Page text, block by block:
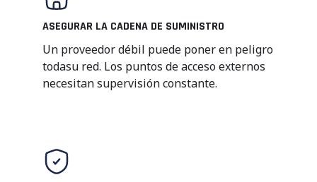
ASEGURAR LA CADENA DE SUMINISTRO
Un proveedordébil puede poner en peligro
todasu red. Los puntos de acceso externos
necesitansupervisiónconstante.